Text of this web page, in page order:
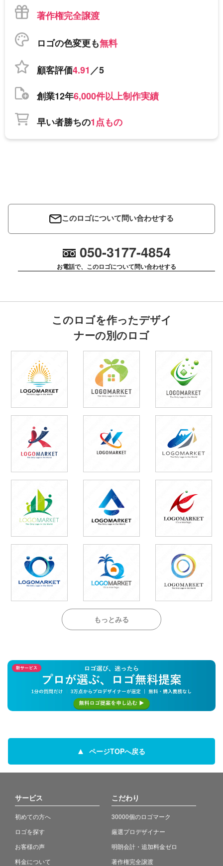
著作権完全譲渡
ロゴの色変更も無料
顧客評価4.91／5
創業12年6,000件以上制作実績
早い者勝ちの1点もの
このロゴについて問い合わせする
050-3177-4854
お電話で、このロゴについて問い合わせする
このロゴを作ったデザイ
ナーの別のロゴ
もっとみる
ページTOPへ戻る
サービス
初めての方へ
ロゴを探す
お客様の声
料金について
こだわり
30000個のロゴマーク
厳選プロデザイナー
明朗会計・追加料金ゼロ
著作権完全譲渡